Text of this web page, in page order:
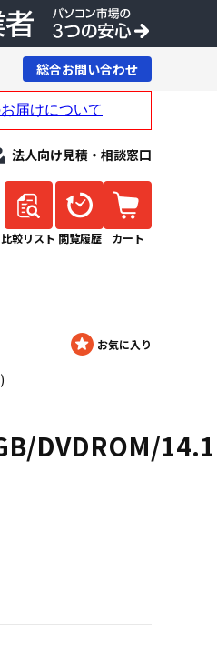
法人向け見積・相談窓口
比較リスト 閲覧履歴 カート
総合お問い合わせ
DVDROM/